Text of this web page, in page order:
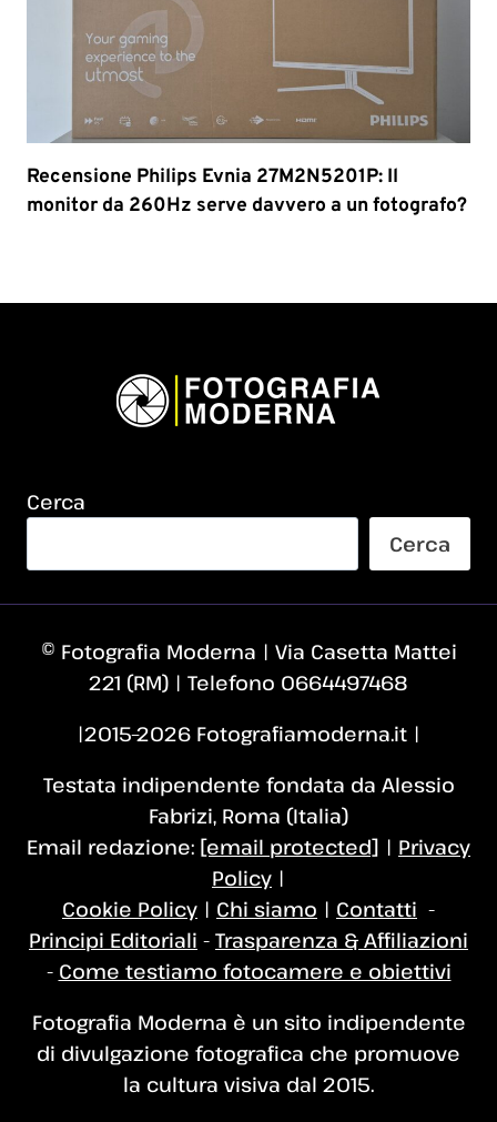
Recensione Philips Evnia 27M2N5201P: Il
monitor da 260Hz serve davvero a un fotografo?
Cerca
Cerca
© Fotografia Moderna | Via Casetta Mattei
221 (RM) | Telefono 0664497468
|2015–2026 Fotografiamoderna.it |
Testata indipendente fondata da Alessio
Fabrizi, Roma (Italia)
Email redazione: [email protected] | Privacy
Policy |
Cookie Policy | Chi siamo | Contatti -
Principi Editoriali - Trasparenza & Affiliazioni
- Come testiamo fotocamere e obiettivi
Fotografia Moderna è un sito indipendente
di divulgazione fotografica che promuove
la cultura visiva dal 2015.